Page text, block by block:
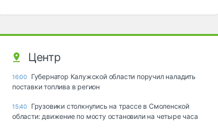
Центр
16:00
Губернатор Калужской области поручил наладить
поставки топлива в регион
15:40
Грузовики столкнулись на трассе в Смоленской
области: движение по мосту остановили на четыре часа